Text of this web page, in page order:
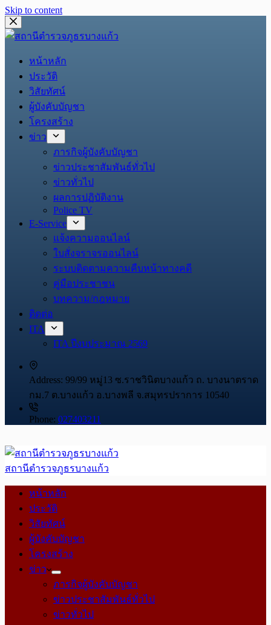
Skip to content
หน้าหลัก
ประวัติ
วิสัยทัศน์
ผู้บังคับบัญชา
โครงสร้าง
ข่าว
ภารกิจผู้บังคับบัญชา
ข่าวประชาสัมพันธ์ทั่วไป
ข่าวทั่วไป
ผลการปฏิบัติงาน
Police TV
E-Service
แจ้งความออนไลน์
ใบสั่งจราจรออนไลน์
ระบบติดตามความคืบหน้าทางคดี
คู่มือประชาชน
บทความ/กฎหมาย
ติดต่อ
ITA
ITA ปีงบประมาณ 2569
Address: 99/99 หมู่13 ซ.ราชวินิตบางแก้ว ถ. บางนาตราด
กม.7 ต.บางแก้ว อ.บางพลี จ.สมุทรปราการ 10540
Phone: 027403211
สถานีตำรวจภูธรบางแก้ว
หน้าหลัก
ประวัติ
วิสัยทัศน์
ผู้บังคับบัญชา
โครงสร้าง
ข่าว
ภารกิจผู้บังคับบัญชา
ข่าวประชาสัมพันธ์ทั่วไป
ข่าวทั่วไป